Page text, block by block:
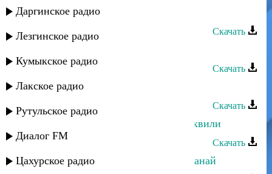
Даргинское радио
Лезгинское радио
Кумыкское радио
Лакское радио
Рутульское радио
Диалог FM
Цахурское радио
Дурия Рагимова - Атанач вун
Скачать
Скачать
Дурия Рагимова - Хуш я рикIиз зи
Скачать
Дурия Рагимова - Тариф ая гуьрчеквили
Скачать
Дурия Рагимова - Садра сваса лагьанай